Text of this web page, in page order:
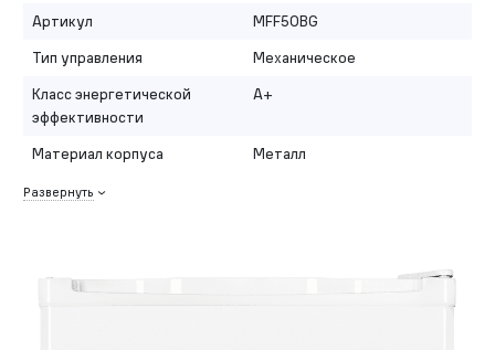
Артикул
MFF50BG
Тип управления
Механическое
Класс энергетической
эффективности
A+
Материал корпуса Металл
Развернуть